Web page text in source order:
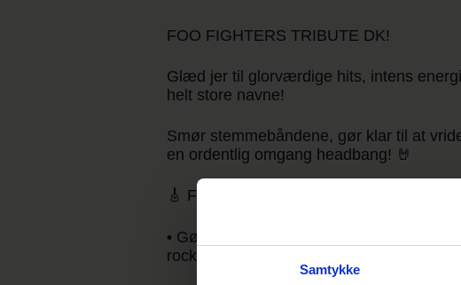
Samtykke
FOO FIGHTERS TRIBUTE DK!
Glæd jer til glorværdige hits, intens
helt store navne!
Smør stemmebåndene, gør klar til at
en ordentlig omgang headbang! 🤘
🎸 FOO FIGHTERS TRIBUTE DK 🎸
• Gør jer klar til fællessang, høj energi og
rockhistoriens mest ikoniske bands!